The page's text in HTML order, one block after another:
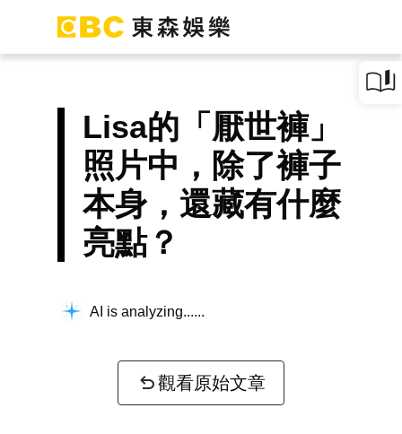
Lisa的「厭世褲」
照片中，除了褲子
本身，還藏有什麼
亮點？
AI is analyzing...
觀看原始文章